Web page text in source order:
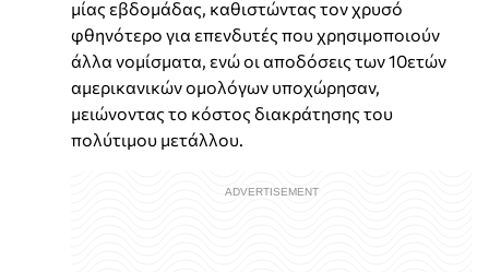
μίας εβδομάδας, καθιστώντας τον χρυσό
φθηνότερο για επενδυτές που χρησιμοποιούν
άλλα νομίσματα, ενώ οι αποδόσεις των 10ετών
αμερικανικών ομολόγων υποχώρησαν,
μειώνοντας το κόστος διακράτησης του
πολύτιμου μετάλλου.